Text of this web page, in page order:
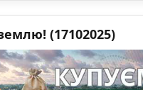
(17102025)